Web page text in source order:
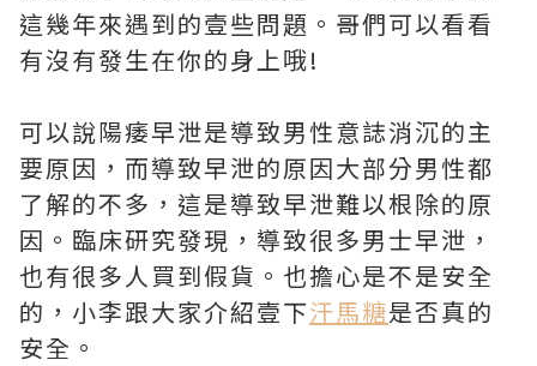
這幾年來遇到的壹些問題。哥們可以看看
有沒有發生在你的身上哦!
可以說陽痿早泄是導致男性意誌消沉的主
要原因，而導致早泄的原因大部分男性都
了解的不多，這是導致早泄難以根除的原
因。臨床研究發現，導致很多男士早泄，
也有很多人買到假貨。也擔心是不是安全
的，小李跟大家介紹壹下汗馬糖是否真的
安全。